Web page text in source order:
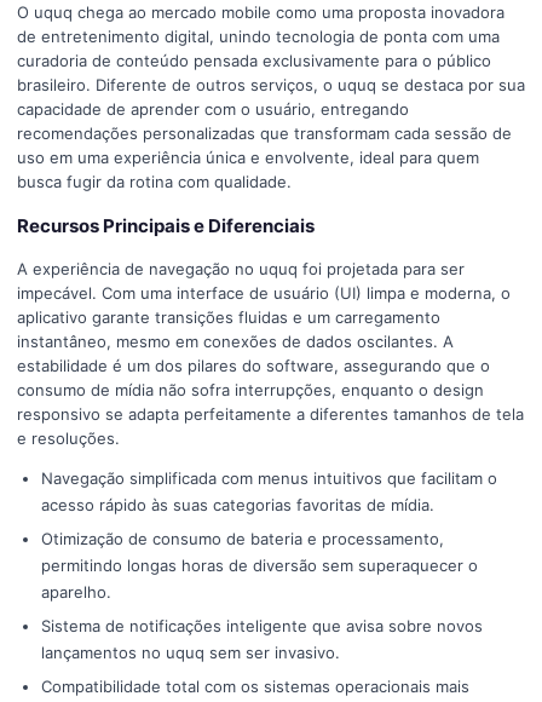
O uquq chega ao mercado mobile como uma proposta inovadora
de entretenimento digital, unindo tecnologia de ponta com uma
curadoria de conteúdo pensada exclusivamente para o público
brasileiro. Diferente de outros serviços, o uquq se destaca por sua
capacidade de aprender com o usuário, entregando
recomendações personalizadas que transformam cada sessão de
uso em uma experiência única e envolvente, ideal para quem
busca fugir da rotina com qualidade.
Recursos Principais e Diferenciais
A experiência de navegação no uquq foi projetada para ser
impecável. Com uma interface de usuário (UI) limpa e moderna, o
aplicativo garante transições fluidas e um carregamento
instantâneo, mesmo em conexões de dados oscilantes. A
estabilidade é um dos pilares do software, assegurando que o
consumo de mídia não sofra interrupções, enquanto o design
responsivo se adapta perfeitamente a diferentes tamanhos de tela
e resoluções.
Navegação simplificada com menus intuitivos que facilitam o
acesso rápido às suas categorias favoritas de mídia.
Otimização de consumo de bateria e processamento,
permitindo longas horas de diversão sem superaquecer o
aparelho.
Sistema de notificações inteligente que avisa sobre novos
lançamentos no uquq sem ser invasivo.
Compatibilidade total com os sistemas operacionais mais